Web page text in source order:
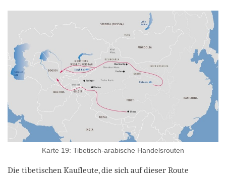
Karte 19: Tibetisch-arabische Handelsrouten
Die tibetischen Kaufleute, die sich auf dieser Route